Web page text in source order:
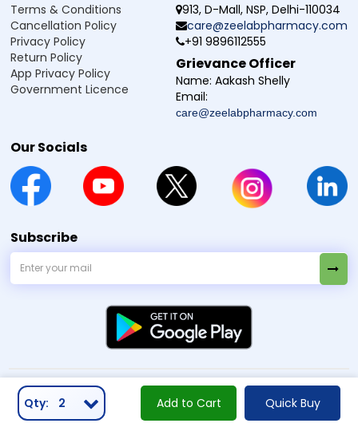
Qty: 2 Add to Cart Quick Buy
Manufacturer / Marketer:
Zeelab Pharmacy Pvt Ltd.
Written By Reviewed By
Dr. Anubhav Singh
References
https://cdscoonline.gov.in/CDSCO/Drugs
https://dl.icdst.org/pdfs/files3/3997cb34b4619c4c7d47a4f01
https://www.scielo.br/j/jped/a/pKPFtLMX4jNH6tTtrqNwb4r/?
format=pdf&lang=en
https://pdf.hres.ca/dpd_pm/00062370.PDF
https://pdf.hres.ca/dpd_pm/00074968.PDF
/012151s062lbl.pdf
முன் அல்லது மாற்றும் முன் தகுதியான மருத்துவரை அணுகவும்।
Terms & Conditions
Cancellation Policy
Privacy Policy
Return Policy
App Privacy Policy
Government Licence
913, D-Mall, NSP, Delhi-110034
care@zeelabpharmacy.com
+91 9896112555
Grievance Officer
Name: Aakash Shelly
Email:
care@zeelabpharmacy.com
Our Socials
Subscribe
2026 Copyright By
© Zeelab Pharmacy Private Limited
. All Rights Reserved
Our Payment Partners